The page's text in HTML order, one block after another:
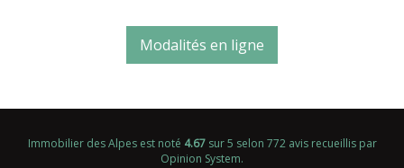
Modalités en ligne
Immobilier des Alpesest noté 4.67sur5 selon 772avis recueillis par
Opinion System.